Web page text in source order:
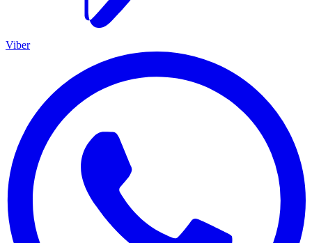
Viber